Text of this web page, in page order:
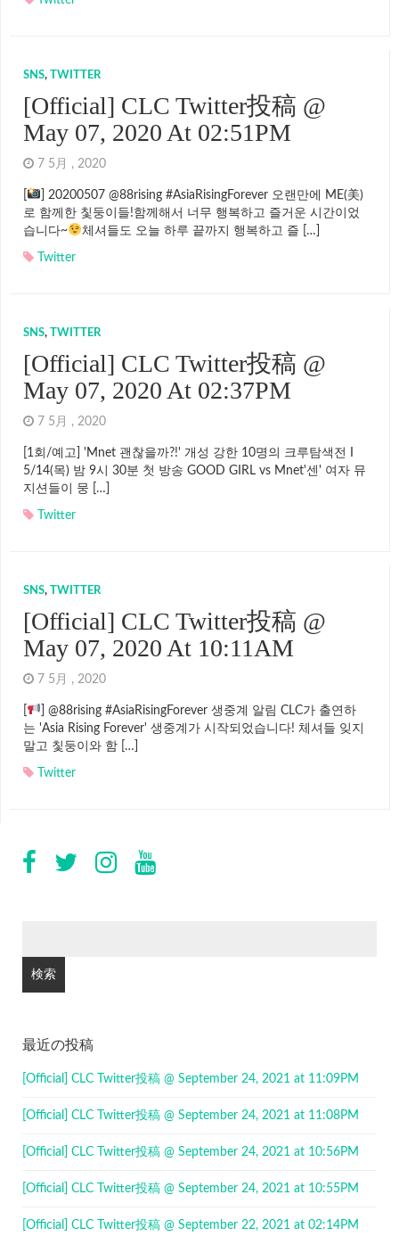
SNS, TWITTER
[Official] CLC Twitter投稿 @
May 07, 2020 At 02:51PM
7 5月 , 2020
] 20200507 @88rising #AsiaRisingForever 오랜만에 ME(美)
로 함께한 칯둥이들!함께해서 너무 행복하고 즐거운 시간이었
습니다~
체셔들도 오늘 하루 끝까지 행복하고 즐 […]
Twitter
SNS, TWITTER
[Official] CLC Twitter投稿 @
May 07, 2020 At 02:37PM
7 5月 , 2020
[1회/예고] 'Mnet 괜찮을까?!' 개성 강한 10명의 크루탐색전 I
5/14(목) 밤 9시 30분 첫 방송 GOOD GIRL vs Mnet'센' 여자 뮤
지션들이 뭉 […]
Twitter
SNS, TWITTER
[Official] CLC Twitter投稿 @
May 07, 2020 At 10:11AM
7 5月 , 2020
] @88rising #AsiaRisingForever 생중계 알림 CLC가 출연하
는 'Asia Rising Forever' 생중계가 시작되었습니다! 체셔들 잊지
말고 칯둥이와 함 […]
Twitter
最近の投稿
[Official] CLC Twitter投稿 @ September 24, 2021 at 11:09PM
[Official] CLC Twitter投稿 @ September 24, 2021 at 11:08PM
[Official] CLC Twitter投稿 @ September 24, 2021 at 10:56PM
[Official] CLC Twitter投稿 @ September 24, 2021 at 10:55PM
[Official] CLC Twitter投稿 @ September 22, 2021 at 02:14PM